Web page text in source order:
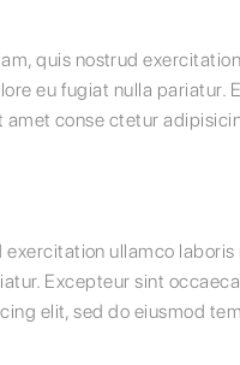
quis nostrud
eu fugiat nulla
conse ctetur
ullamco
Excepteur sint
elit, sed do eiusmod